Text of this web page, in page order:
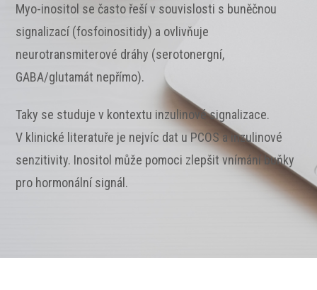
Myo-inositol se často řeší v souvislosti s buněčnou
signalizací (fosfoinositidy) a ovlivňuje
neurotransmiterové dráhy (serotonergní,
GABA/glutamát nepřímo).
Taky se studuje v kontextu inzulinové signalizace.
V klinické literatuře je nejvíc dat u PCOS a inzulinové
senzitivity. Inositol může pomoci zlepšit vnímání buňky
pro hormonální signál.